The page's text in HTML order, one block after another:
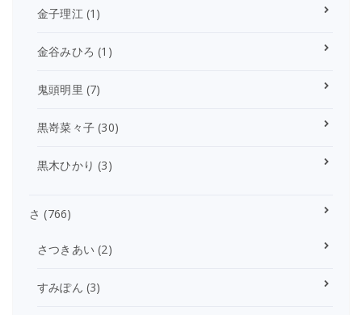
金子理江(1)
金谷みひろ (1)
鬼頭明里 (7)
黒嵜菜々子 (30)
黒木ひかり (3)
さ (766)
さつきあい (2)
すみぽん (3)